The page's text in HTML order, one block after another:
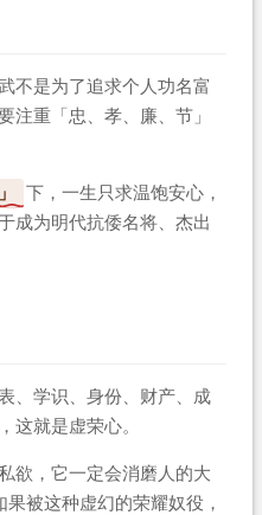
不是为了追求个人功名富
注重「忠、孝、廉、节」
下，一生只求温饱安心，
成为明代抗倭名将、杰出
、学识、身份、财产、成
这就是虚荣心。
欲，它一定会消磨人的大
果被这种虚幻的荣耀奴役，